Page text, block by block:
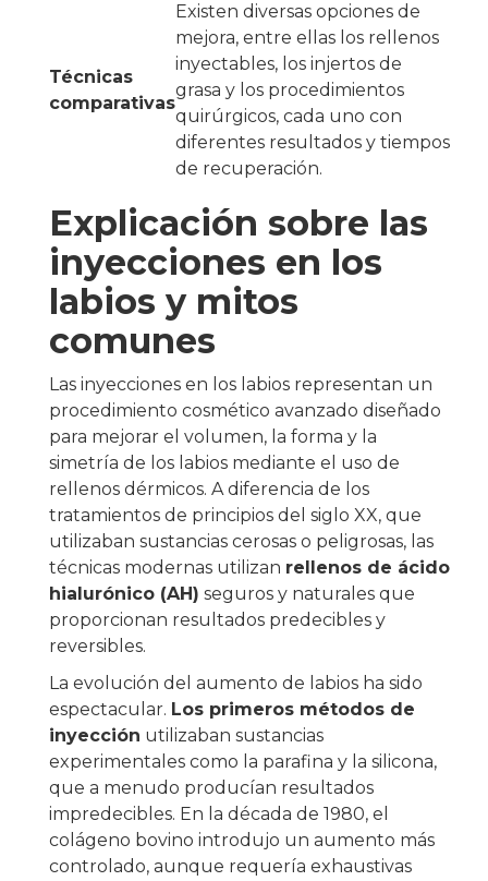
Técnicas
comparativas
Existen diversas opciones de
mejora, entre ellas los rellenos
inyectables, los injertos de
grasa y los procedimientos
quirúrgicos, cada uno con
diferentes resultados y tiempos
de recuperación.
Explicación sobre las
inyecciones en los
labios y mitos
comunes
Las inyecciones en los labios representan un
procedimiento cosmético avanzado diseñado
para mejorar el volumen, la forma y la
simetría de los labios mediante el uso de
rellenos dérmicos. A diferencia de los
tratamientos de principios del siglo XX, que
utilizaban sustancias cerosas o peligrosas, las
técnicas modernas utilizan rellenos de ácido
hialurónico (AH) seguros y naturales que
proporcionan resultados predecibles y
reversibles.
La evolución del aumento de labios ha sido
espectacular. Los primeros métodos de
inyección utilizaban sustancias
experimentales como la parafina y la silicona,
que a menudo producían resultados
impredecibles. En la década de 1980, el
colágeno bovino introdujo un aumento más
controlado, aunque requería exhaustivas